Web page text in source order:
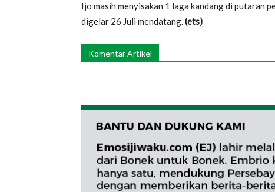
Ijo masih menyisakan 1 laga kandang di putaran
digelar 26 Juli mendatang.(ets)
Komentar Artikel